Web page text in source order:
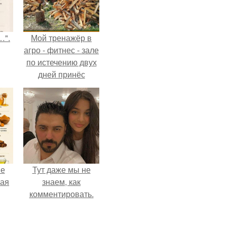
Мой тренажёр в
агро - фитнес - зале
по истечению двух
дней принёс
ощутимый
результат.
Тут даже мы не
знаем, как
комментировать.